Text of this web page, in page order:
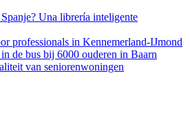
Una librería inteligente
professionals in Kennemerland-IJmond
de bus bij 6000 ouderen in Baarn
van seniorenwoningen